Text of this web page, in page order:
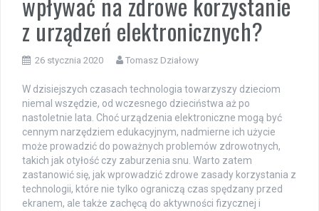
z urządzeń elektronicznych?
26 stycznia 2020 Tomasz Działowy
W dzisiejszych czasach technologia towarzyszy dzieciom
niemal wszędzie, od wczesnego dzieciństwa aż po
nastoletnie lata. Choć urządzenia elektroniczne mogą być
cennym narzędziem edukacyjnym, nadmierne ich użycie
może prowadzić do poważnych problemów zdrowotnych,
takich jak otyłość czy zaburzenia snu. Warto zatem
zastanowić się, jak wprowadzić zdrowe zasady korzystania z
technologii, które nie tylko ograniczą czas spędzany przed
ekranem, ale także zachęcą do aktywności fizycznej i